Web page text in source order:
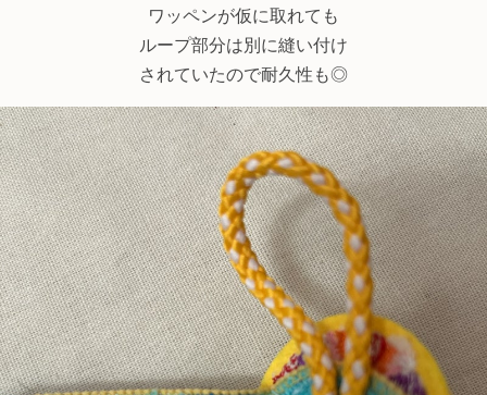
ワッペンが仮に取れても
ループ部分は別に縫い付け
されていたので耐久性も◎